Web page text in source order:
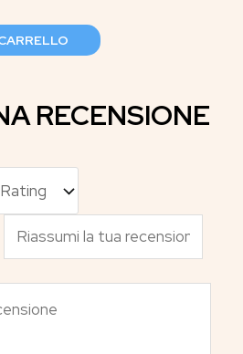
RECENSIONE